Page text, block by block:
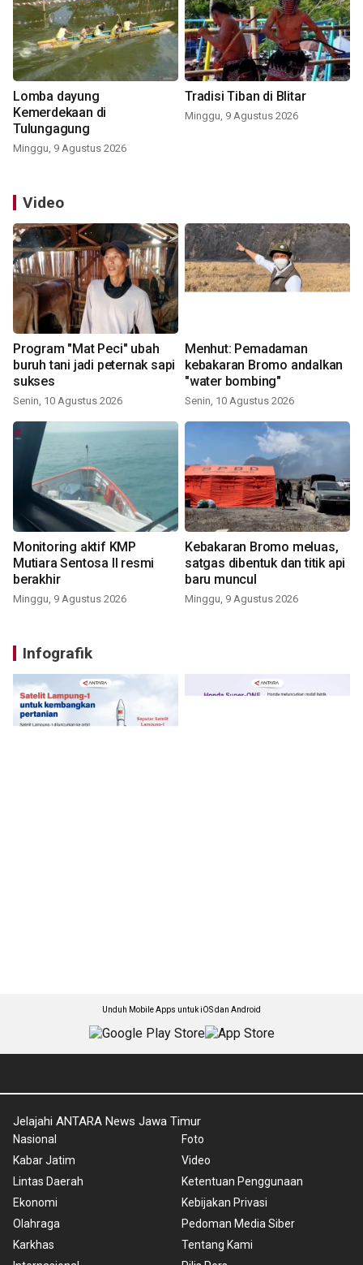
Lomba dayung
Kemerdekaan di
Tulungagung
Minggu, 9 Agustus 2026
Tradisi Tiban di Blitar
Minggu, 9 Agustus 2026
Video
Program "Mat Peci" ubah
buruh tani jadi peternak sapi
sukses
Senin, 10 Agustus 2026
Menhut: Pemadaman
kebakaran Bromo andalkan
"water bombing"
Senin, 10 Agustus 2026
Monitoring aktif KMP
Mutiara Sentosa II resmi
berakhir
Minggu, 9 Agustus 2026
Kebakaran Bromo meluas,
satgas dibentuk dan titik api
baru muncul
Minggu, 9 Agustus 2026
Infografik
Unduh Mobile Apps untuk iOS dan Android
Jelajahi ANTARA News Jawa Timur
Nasional
Kabar Jatim
Lintas Daerah
Ekonomi
Olahraga
Karkhas
Foto
Video
Ketentuan Penggunaan
Kebijakan Privasi
Pedoman Media Siber
Tentang Kami